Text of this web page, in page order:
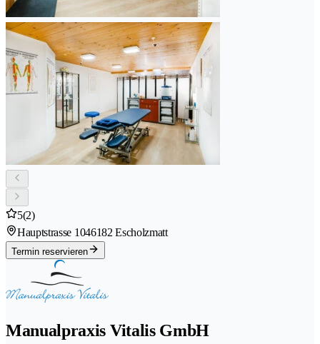
5(2)
Hauptstrasse 1046182 Escholzmatt
Termin reservieren
Manualpraxis Vitalis GmbH